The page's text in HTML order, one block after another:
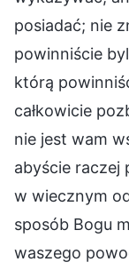
posiadać; nie
powinniście
którą
całkowicie
nie jest wam
abyście raczej
w wiecznym
sposób Bogu
waszego